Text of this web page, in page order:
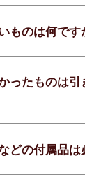
ものは何です
ったものは引
どの付属品は